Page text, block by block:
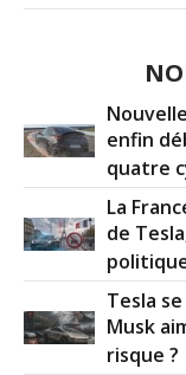
enfin
quatre
La
de
Tesla
Musk
risque ?